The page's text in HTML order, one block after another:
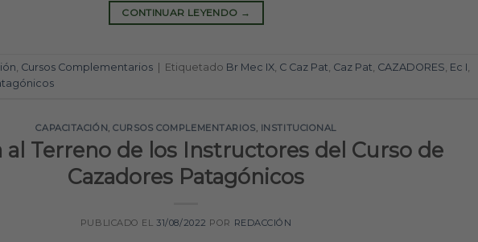
CONTINUAR LEYENDO →
Cursos Complementarios Etiquetado Br Mec IX C Caz Pat Caz Pat CAZADORES Ec I
CAPACITACIÓN ,CURSOS COMPLEMENTARIOS INSTITUCIONAL
al Terreno de los Instructores del Curso de
Cazadores Patagónicos
PUBLICADO EL 31/08/2022 POR REDACCIÓN